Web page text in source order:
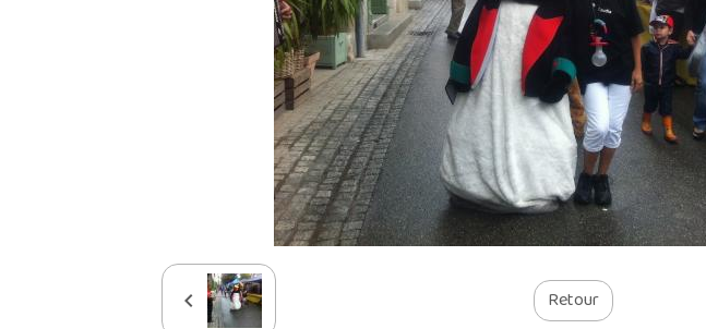
Retour